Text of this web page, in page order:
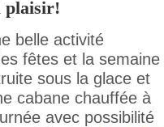
plaisir!
belle activité
fêtes et la semaine
sous la glace et
cabane chauffée à
avec possibilité